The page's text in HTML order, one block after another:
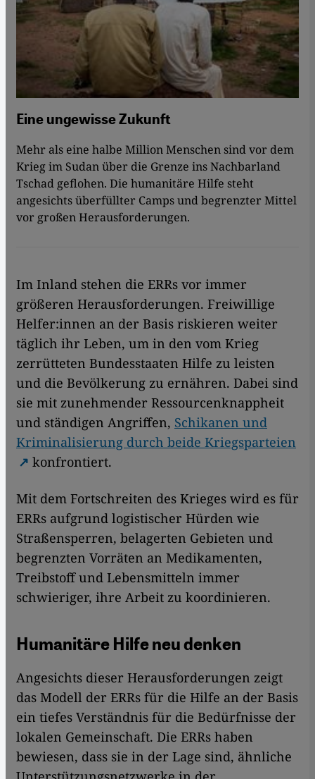
Eine ungewisse Zukunft
Mehr als eine halbe Million Menschen sind vor dem
Krieg im Sudan über die Grenze ins Nachbarland
Tschad geflohen. Die humanitäre Hilfe steht
angesichts überfüllter Camps und begrenzter Mittel
vor großen Herausforderungen.
Im Inland stehen die ERRs vor immer
größeren Herausforderungen. Freiwillige
Helfer:innen an der Basis riskieren weiter
täglich ihr Leben, um in den vom Krieg
zerrütteten Bundesstaaten Hilfe zu leisten
und die Bevölkerung zu ernähren. Dabei sind
sie mit zunehmender Ressourcenknappheit
und ständigen Angriffen, Schikanen und
Kriminalisierung durch beide Kriegsparteien
konfrontiert.
Mit dem Fortschreiten des Krieges wird es für
ERRs aufgrund logistischer Hürden wie
Straßensperren, belagerten Gebieten und
begrenzten Vorräten an Medikamenten,
Treibstoff und Lebensmitteln immer
schwieriger, ihre Arbeit zu koordinieren.
Humanitäre Hilfe neu denken
Angesichts dieser Herausforderungen zeigt
das Modell der ERRs für die Hilfe an der Basis
ein tiefes Verständnis für die Bedürfnisse der
lokalen Gemeinschaft. Die ERRs haben
bewiesen, dass sie in der Lage sind, ähnliche